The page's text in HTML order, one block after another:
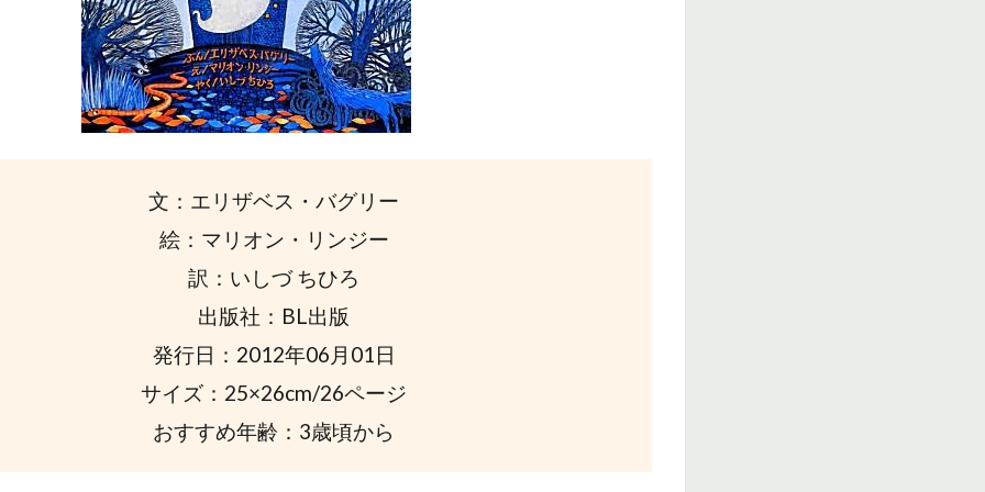
文：エリザベス・バグリー
絵：マリオン・リンジー
訳：いしづ ちひろ
出版社：BL出版
発行日：2012年06月01日
サイズ：25×26cm/26ページ
おすすめ年齢：3歳頃から